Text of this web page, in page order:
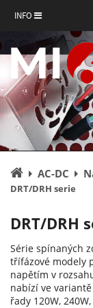
INFO
Úvodní
stránka
AC-DC
DRT/DRH serie
DRT/DRH
Série spínaných
třífázové modely
napětím v
nabízí ve
řady 120W,